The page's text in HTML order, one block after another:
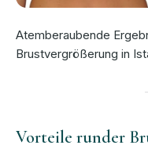
Atemberaubende
Brustvergrößerung in
Vorteile runder